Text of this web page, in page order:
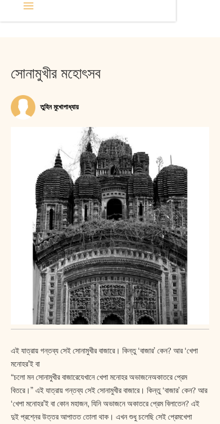
সোনামুখীর মহোৎসব
তুহিন মুখোপাধ্যায়
এই যাত্রায় গন্তব্য সেই সোনামুখীর বাজারে। কিন্তু ‘বাজার’ কেন? আর ‘খেপা
মনোহর’ই বা
“চলো মন সোনামুখীর বাজারেযেখানে খেপা মনোহর অভাজনেঅকাতরে প্রেম
বিতরে।” এই যাত্রায় গন্তব্য সেই সোনামুখীর বাজারে। কিন্তু ‘বাজার’ কেন? আর
‘খেপা মনোহর’ই বা কোন মহাজন, যিনি অভাজনে অকাতরে প্রেম বিলাতেন? এই
দুই প্রশ্নের উত্তর আপাতত তোলা থাক। এখন শুধু চলেছি সেই প্রেমখেপা